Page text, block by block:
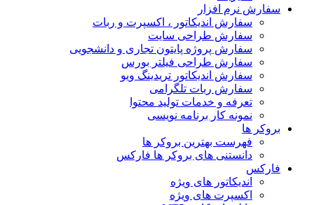
سفارش نرم افزار
سفارش اندیکاتور ، اکسپرت و ربات
سفارش طراحی سایت
سفارش پروژه پایتون تجاری و دانشجویی
سفارش طراحی فیلتر بورس
سفارش اندیکاتور تریدینگ ویو
سفارش ربات تلگرامی
تعرفه و خدمات تولید محتوا
نمونه کار برنامه نویسی
بروکر ها
فهرست بهترین بروکر ها
دانستنی های بروکر ها فارکس
فارکس
اندیکاتور های ویژه
اکسپرت های ویژه